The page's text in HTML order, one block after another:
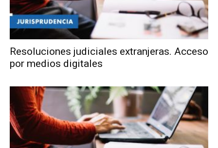
Resoluciones judiciales extranjeras. Acceso
por medios digitales